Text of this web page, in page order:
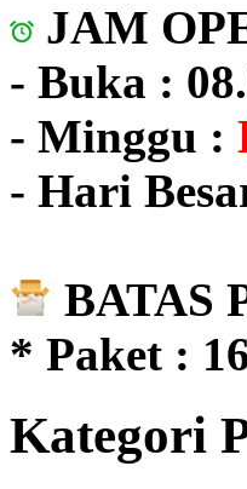
JAM
- Buka :
- Minggu :
- Hari
BATAS
* Paket :
Kategori